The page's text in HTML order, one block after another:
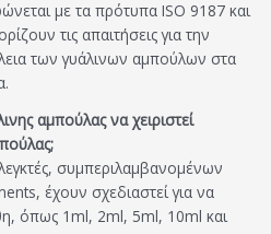
με τα πρότυπα ISO 9187 και
τις απαιτήσεις για την
των γυάλινων αμπούλων στα
αμπούλας να χειριστεί
συμπεριλαμβανομένων
έχουν σχεδιαστεί για να
όπως 1ml, 2ml, 5ml, 10ml και